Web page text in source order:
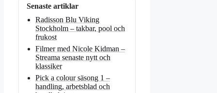
Senaste artiklar
Radisson Blu Viking
Stockholm – takbar, pool och
frukost
Filmer med Nicole Kidman –
Streama senaste nytt och
klassiker
Pick a colour säsong 1 –
handling, arbetsblad och